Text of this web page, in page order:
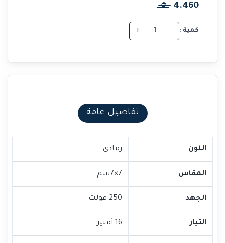
4.460
كمية : -
+
تفاصيل عامة
اللون رمادي
المقاس 7×7سم
الجهد 250 فولت
التيار 16 أمبير